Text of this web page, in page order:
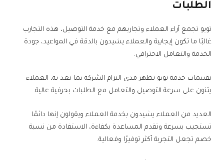
الطلبات
تويو تجمع آراء العملاء وتجاربهم مع خدمة التوصيل، هذه التجارب
غالبًا ما تكون إيجابية والعملاء يشيدون بالدقة في المواعيد، جودة
الخدمة والتعامل الاحترافي.
تقييمات خدمة تويو تظهر مدى التزام الشركة بما تعد به، العملاء
يثنون على سرعة التوصيل والتعامل مع الطلبات بحرفية عالية.
العديد من العملاء يشيدون بخدمة العملاء ويقولون إنها دائمًا
تستجيب بسرعة وتقدم المساعدة بكفاءة، الاستفادة من نسبة
خصم تجعل التجربة أكثر توفيرًا وفعالية.